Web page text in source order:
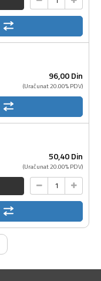
96,00Din
(Uračunat 20.00% PDV)
50,40Din
(Uračunat 20.00% PDV)